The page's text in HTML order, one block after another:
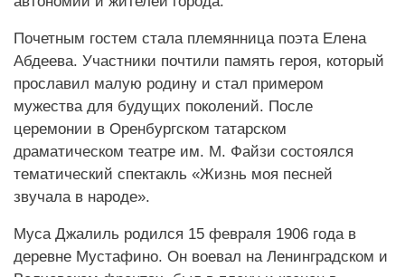
Почетным гостем стала племянница поэта Елена
Абдеева. Участники почтили память героя, который
прославил малую родину и стал примером
мужества для будущих поколений. После
церемонии в Оренбургском татарском
драматическом театре им. М. Файзи состоялся
тематический спектакль «Жизнь моя песней
звучала в народе».
Муса Джалиль родился 15 февраля 1906 года в
деревне Мустафино. Он воевал на Ленинградском и